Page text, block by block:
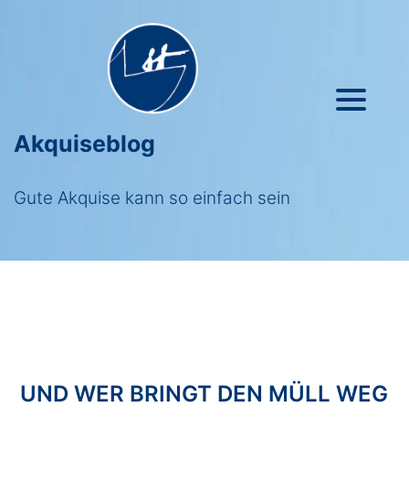
Akquiseblog
Gute Akquise kann so einfach sein
UND WER BRINGT DEN MÜLL WEG